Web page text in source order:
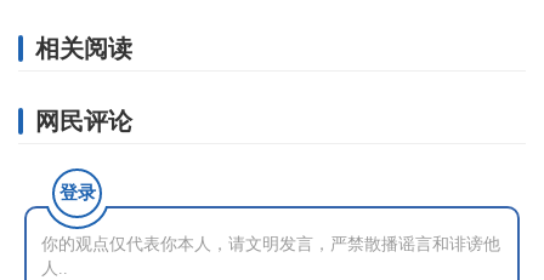
相关阅读
网民评论
登录